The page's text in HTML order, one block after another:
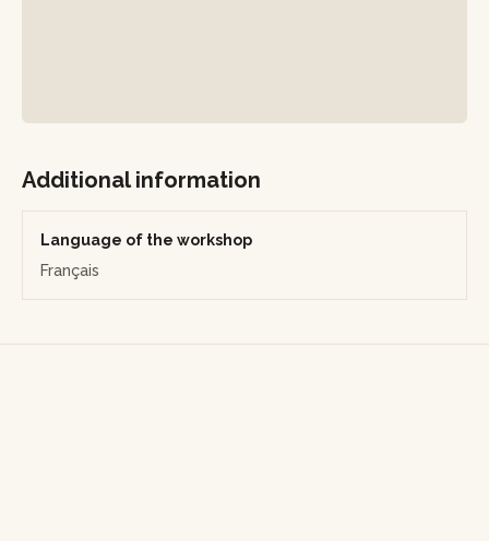
Additional information
Language of the workshop
Français